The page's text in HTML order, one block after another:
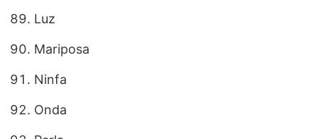
Luz
Mariposa
Ninfa
Onda